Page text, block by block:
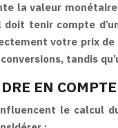
la valeur
doit tenir compte
votre prix
tandis
EN COMPTE
le calcul